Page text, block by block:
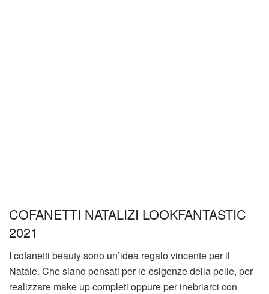
COFANETTI NATALIZI LOOKFANTASTIC
2021
I cofanetti beauty sono un’idea regalo vincente per il
Natale. Che siano pensati per le esigenze della pelle, per
realizzare make up completi oppure per inebriarci con